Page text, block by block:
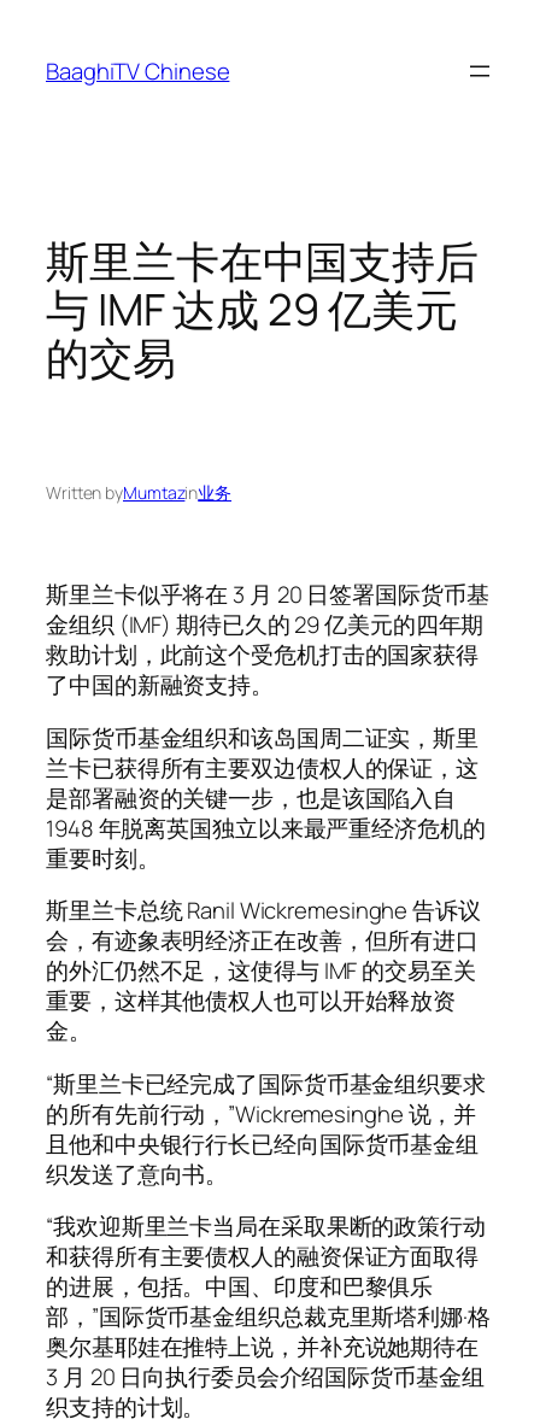
content
BaaghiTV Chinese
斯里兰卡在中国支持后
与 IMF 达成 29 亿美元
的交易
Written byMumtazin业务
斯里兰卡似乎将在 3 月 20 日签署国际货币基
金组织 (IMF) 期待已久的 29 亿美元的四年期
救助计划，此前这个受危机打击的国家获得
了中国的新融资支持。
国际货币基金组织和该岛国周二证实，斯里
兰卡已获得所有主要双边债权人的保证，这
是部署融资的关键一步，也是该国陷入自
1948 年脱离英国独立以来最严重经济危机的
重要时刻。
斯里兰卡总统 Ranil Wickremesinghe 告诉议
会，有迹象表明经济正在改善，但所有进口
的外汇仍然不足，这使得与 IMF 的交易至关
重要，这样其他债权人也可以开始释放资
金。
“斯里兰卡已经完成了国际货币基金组织要求
的所有先前行动，”Wickremesinghe 说，并
且他和中央银行行长已经向国际货币基金组
织发送了意向书。
“我欢迎斯里兰卡当局在采取果断的政策行动
和获得所有主要债权人的融资保证方面取得
的进展，包括。中国、印度和巴黎俱乐
部，”国际货币基金组织总裁克里斯塔利娜·格
奥尔基耶娃在推特上说，并补充说她期待在
3 月 20 日向执行委员会介绍国际货币基金组
织支持的计划。